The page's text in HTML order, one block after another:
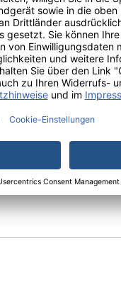
Karton
du dich für
für professionelle